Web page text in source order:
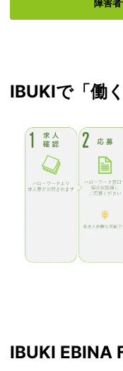
障害
IBUKIで「働
IBUKI EBINA